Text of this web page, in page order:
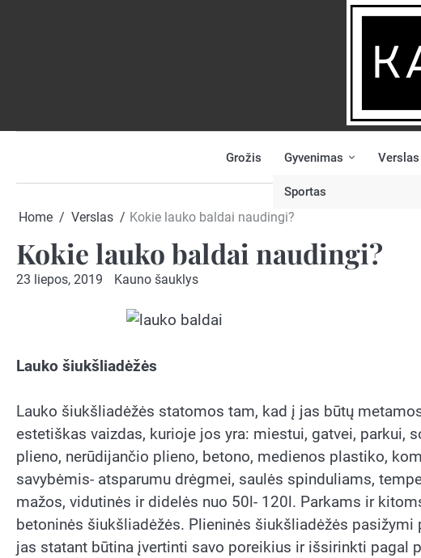
NAUJIENĄ
Grožis Gyvenimas
Sportas
Verslas
Home Verslas Kokie lauko baldai naudingi?
Kokie lauko baldai naudingi?
23 liepos, 2019 Kauno šauklys
Lauko šiukšliadėžės
Lauko šiukšliadėžės statomos tam, kad į jas būtų
estetiškas vaizdas, kurioje jos yra: miestui, gatvei, parkui,
plieno, nerūdijančio plieno, betono, medienos plastiko,
savybėmis- atsparumu drėgmei, saulės spinduliams,
mažos, vidutinės ir didelės nuo 50l- 120l. Parkams ir
betoninės šiukšliadėžės. Plieninės šiukšliadėžės
jas statant būtina įvertinti savo poreikius ir išsirinkti pagal